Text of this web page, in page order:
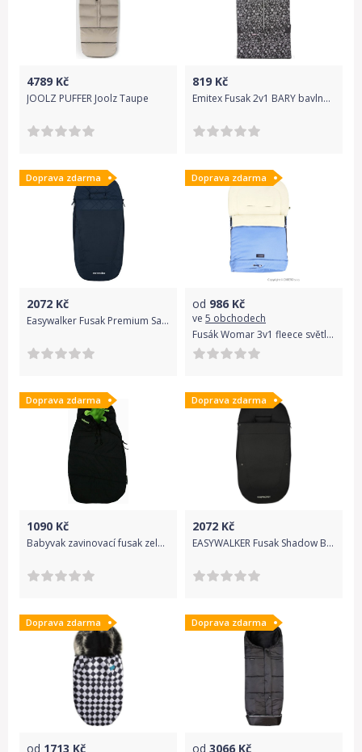
4789 Kč
JOOLZ PUFFER Joolz Taupe
819 Kč
Emitex Fusak 2v1 BARY bavlna černá + stř. kytky + černá
Doprava zdarma
2072 Kč
Easywalker Fusak Premium Sapphire Blue 2020
Doprava zdarma
od 986 Kč
ve 5 obchodech
Fusák Womar 3v1 fleece světle modrý
Doprava zdarma
1090 Kč
Babyvak zavinovací fusak zelený
Doprava zdarma
2072 Kč
EASYWALKER Fusak Shadow Black
Doprava zdarma
od 1713 Kč
Doprava zdarma
od 3066 Kč